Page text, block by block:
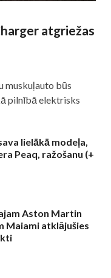
atgriežas
muskuļauto būs
pilnībā elektrisks
lielākā modeļa,
Peaq, ražošanu (+
Aston Martin
Maiami atklājušies